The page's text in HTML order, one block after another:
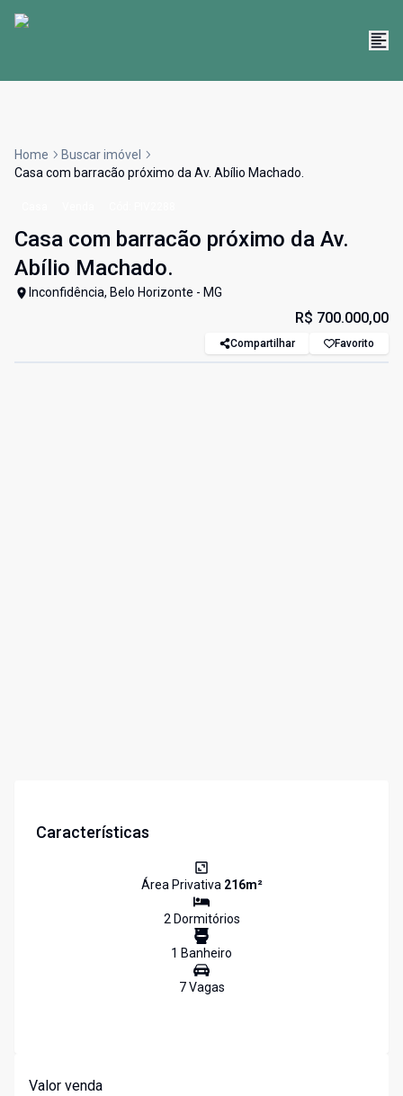
Home
Buscar imóvel
Casa com barracão próximo da Av. Abílio Machado.
Casa com barracão próximo da Av.
Abílio Machado.
Inconfidência, Belo Horizonte - MG
R$ 700.000,00
Compartilhar Favorito
Características
Área Privativa 216m²
2Dormitórios
1 Banheiro
7Vagas
Valor venda